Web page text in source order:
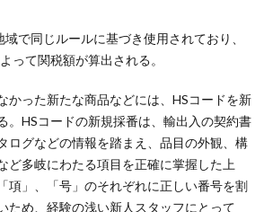
で同じルールに基づき使用されており、
って関税額が算出される。
かった新たな商品などには、HSコードを新
。HSコードの新規採番は、輸出入の契約書
ログなどの情報を踏まえ、品目の外観、構
ど多岐にわたる項目を正確に掌握した上
項」、「号」のそれぞれに正しい番号を割
ため、経験の浅い新人スタッフにとって